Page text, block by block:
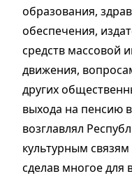
образования,
обеспечения,
средств массовой
движения,
других
выхода на пенсию в
возглавлял
культурным
сделав многое для